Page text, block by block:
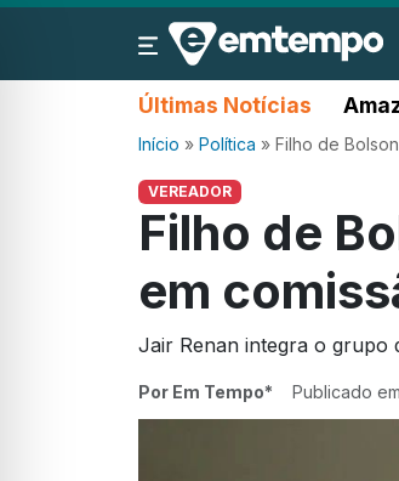
Últimas Notícias
Início » Política » Filho de
VEREADOR
Filho de
em
Jair Renan integra o grupo
Por Em Tempo* Publicado em